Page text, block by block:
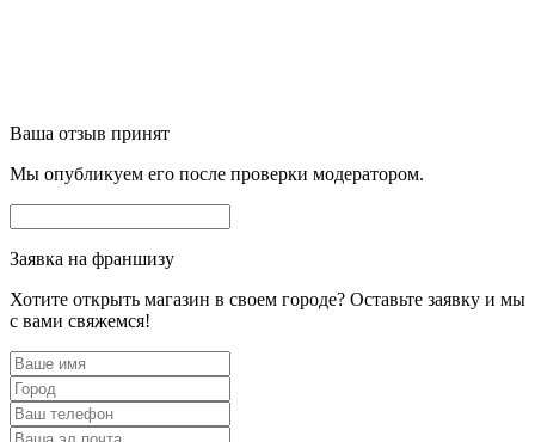
Ваша отзыв принят
Мы опубликуем его после проверки модератором.
Заявка на франшизу
Хотите открыть магазин в своем городе? Оставьте заявку и мы
с вами свяжемся!